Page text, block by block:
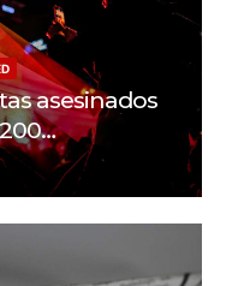
asesinados
muertos